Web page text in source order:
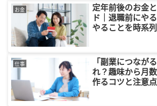
お金
定年前後のお金
ド｜退職前にや
やることを時系
仕事
「副業につなが
れ？趣味から月
作るコツと注意点